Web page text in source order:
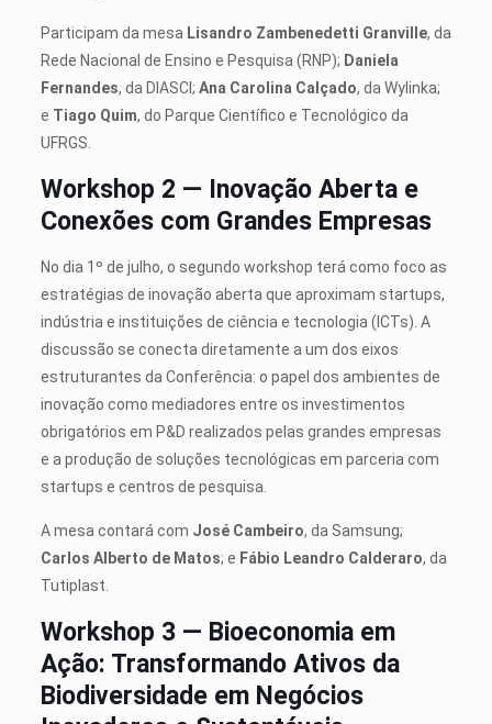
Participam da mesa Lisandro Zambenedetti Granville, da
Rede Nacional de Ensino e Pesquisa (RNP); Daniela
Fernandes, da DIASCI; Ana Carolina Calçado, da Wylinka;
e Tiago Quim, do Parque Científico e Tecnológico da
UFRGS.
Workshop 2 — Inovação Aberta e
Conexões com Grandes Empresas
No dia 1º de julho, o segundo workshop terá como foco as
estratégias de inovação aberta que aproximam startups,
indústria e instituições de ciência e tecnologia (ICTs). A
discussão se conecta diretamente a um dos eixos
estruturantes da Conferência: o papel dos ambientes de
inovação como mediadores entre os investimentos
obrigatórios em P&D realizados pelas grandes empresas
e a produção de soluções tecnológicas em parceria com
startups e centros de pesquisa.
A mesa contará com José Cambeiro, da Samsung;
Carlos Alberto de Matos; e Fábio Leandro Calderaro, da
Tutiplast.
Workshop 3 — Bioeconomia em
Ação: Transformando Ativos da
Biodiversidade em Negócios